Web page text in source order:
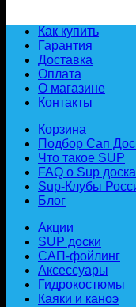
Как купить
Гарантия
Доставка
Оплата
О магазине
Контакты
Корзина
Подбор Сап
Что такое SUP
FAQ о Sup
Sup-Клубы
Блог
Акции
SUP доски
САП-фойлинг
Аксессуары
Гидрокостюмы
Каяки и каноэ